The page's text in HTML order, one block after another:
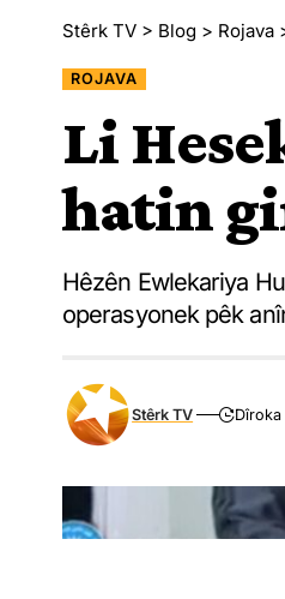
Stêrk TV > Blog > Rojava
ROJAVA
Li
hatin
Hêzên Ewlekariya
operasyonek pêk
Stêrk TV